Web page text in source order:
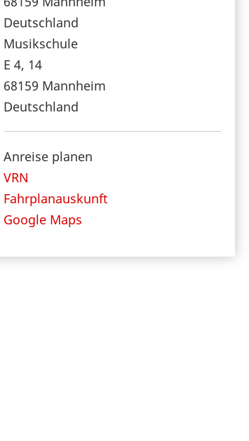
Deutschland
Musikschule
E 4, 14
68159 Mannheim
Deutschland
Anreise planen
VRN
Fahrplanauskunft
Google Maps